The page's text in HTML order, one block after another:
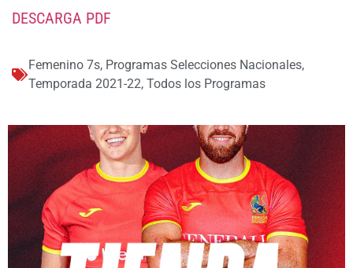
DESCARGA PDF
Femenino 7s, Programas Selecciones Nacionales,
Temporada 2021-22, Todos los Programas